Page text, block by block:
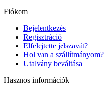
Fiókom
Bejelentkezés
Regisztráció
Elfelejtette jelszavát?
Hol van a szállítmányom?
Utalvány beváltása
Hasznos információk